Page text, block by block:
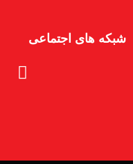
شبکه های اجتماعی